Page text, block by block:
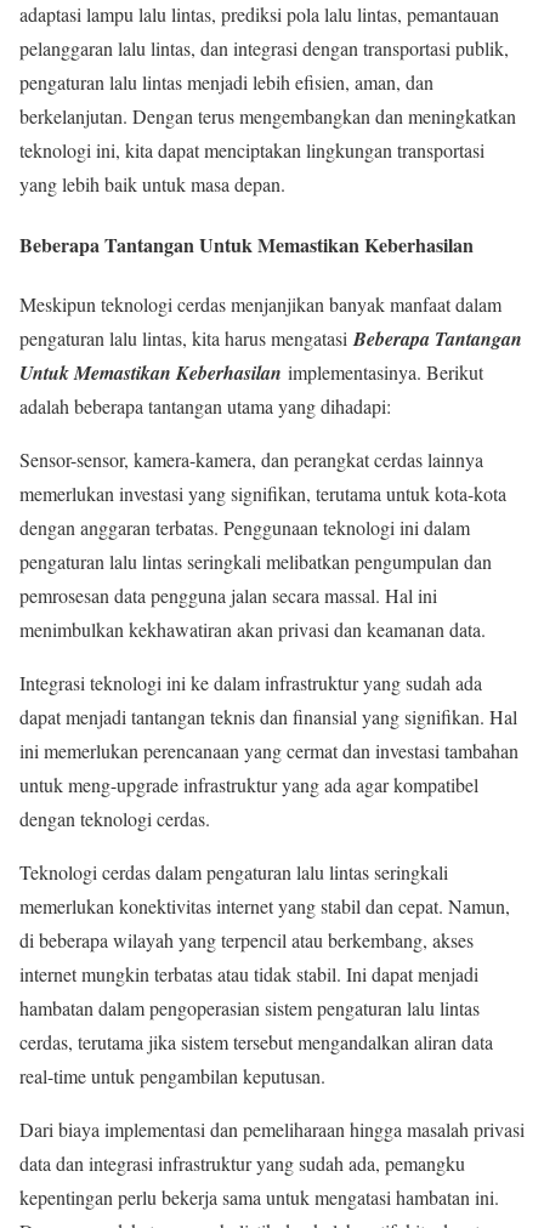
adaptasi lampu lalu lintas, prediksi pola lalu lintas, pemantauan
pelanggaran lalu lintas, dan integrasi dengan transportasi publik,
pengaturan lalu lintas menjadi lebih efisien, aman, dan
berkelanjutan. Dengan terus mengembangkan dan meningkatkan
teknologi ini, kita dapat menciptakan lingkungan transportasi
yang lebih baik untuk masa depan.
Beberapa Tantangan Untuk Memastikan Keberhasilan
Meskipun teknologi cerdas menjanjikan banyak manfaat dalam
pengaturan lalu lintas, kita harus mengatasi Beberapa Tantangan
Untuk Memastikan Keberhasilan implementasinya. Berikut
adalah beberapa tantangan utama yang dihadapi:
Sensor-sensor, kamera-kamera, dan perangkat cerdas lainnya
memerlukan investasi yang signifikan, terutama untuk kota-kota
dengan anggaran terbatas. Penggunaan teknologi ini dalam
pengaturan lalu lintas seringkali melibatkan pengumpulan dan
pemrosesan data pengguna jalan secara massal. Hal ini
menimbulkan kekhawatiran akan privasi dan keamanan data.
Integrasi teknologi ini ke dalam infrastruktur yang sudah ada
dapat menjadi tantangan teknis dan finansial yang signifikan. Hal
ini memerlukan perencanaan yang cermat dan investasi tambahan
untuk meng-upgrade infrastruktur yang ada agar kompatibel
dengan teknologi cerdas.
Teknologi cerdas dalam pengaturan lalu lintas seringkali
memerlukan konektivitas internet yang stabil dan cepat. Namun,
di beberapa wilayah yang terpencil atau berkembang, akses
internet mungkin terbatas atau tidak stabil. Ini dapat menjadi
hambatan dalam pengoperasian sistem pengaturan lalu lintas
cerdas, terutama jika sistem tersebut mengandalkan aliran data
real-time untuk pengambilan keputusan.
Dari biaya implementasi dan pemeliharaan hingga masalah privasi
data dan integrasi infrastruktur yang sudah ada, pemangku
kepentingan perlu bekerja sama untuk mengatasi hambatan ini.